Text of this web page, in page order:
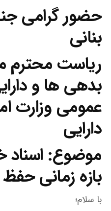
حضور گرامی
بنانی
ریاست محترم
بدهی ها و
عمومی وزارت
دارایی
موضوع: اسناد
بازه زمانی
با سلام؛